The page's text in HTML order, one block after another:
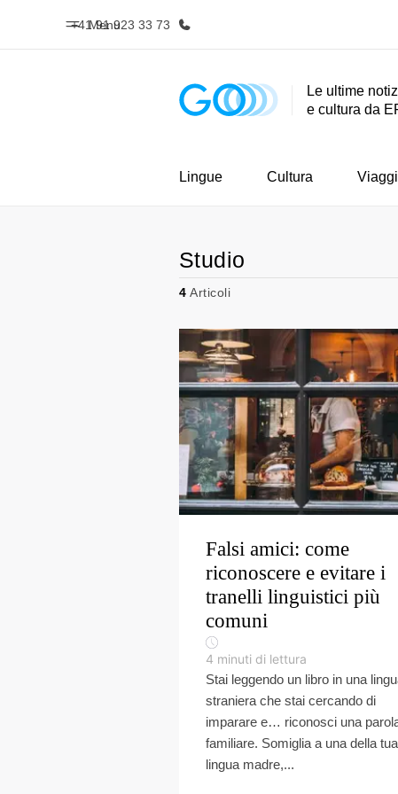
Menu
+41 91 923 33 73
Homepage
Le ultime
e cultura da
Lingue Cultura Viaggi
Studio
4 Articoli
Falsi amici: come
riconoscere e evitare i
tranelli linguistici più
comuni
4 minuti di lettura
Stai leggendo un libro in una
straniera che stai cercando di
imparare e… riconosci una
familiare. Somiglia a una della tua
lingua madre,...